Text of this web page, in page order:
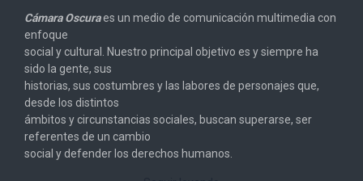
Cámara Oscuraes un medio de comunicación multimedia con
enfoque
social y cultural. Nuestro principal objetivo es y siempre ha
sido la gente, sus
historias, sus costumbres y las labores de personajes que,
desde los distintos
ámbitos y circunstancias sociales, buscan superarse, ser
referentes de un cambio
social y defender los derechos humanos.